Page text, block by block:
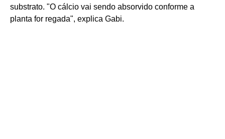
substrato. "O cálcio vai sendo absorvido conforme a
planta for regada", explica Gabi.